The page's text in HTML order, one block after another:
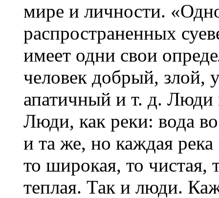
мире и личности.
распространенных
имеет одни свои
человек добрый, злой,
апатичный и т. д.
Люди, как реки: вода
и та же, но каждая река
то широкая, то чистая,
теплая. Так и люди.